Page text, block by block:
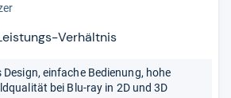
Verhältnis
einfache Bedienung, hohe
bei Blu-ray in 2D und 3D